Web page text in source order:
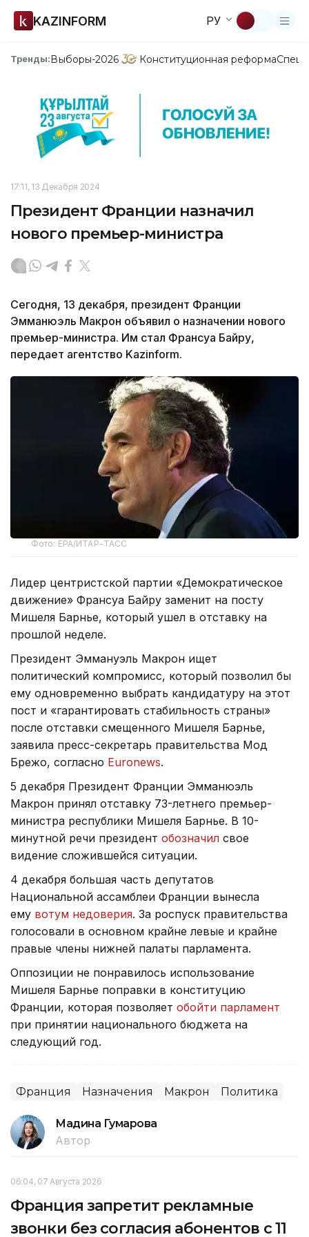
KAZINFORM РУ
Тренды:Выборы-2026 Конституционная реформа
17:11, 13 Декабря 2024
Президент Франции назначил
нового премьер-министра
Сегодня, 13 декабря, президент Франции
Эмманюэль Макрон объявил о назначении нового
премьер-министра. Им стал Франсуа Байру,
передает агентство Kazinform.
Фото: ЕРА/ИТАР-ТАСС
Лидер центристской партии «Демократическое
движение» Франсуа Байру заменит на посту
Мишеля Барнье, который ушел в отставку на
прошлой неделе.
Президент Эммануэль Макрон ищет
политический компромисс, который позволил бы
ему одновременно выбрать кандидатуру на этот
пост и «гарантировать стабильность страны»
после отставки смещенного Мишеля Барнье,
заявила пресс-секретарь правительства Мод
Брежо, согласно Euronews.
5 декабря Президент Франции Эмманюэль
Макрон принял отставку 73-летнего премьер-
министра республики Мишеля Барнье. В 10-
минутной речи президент обозначил свое
видение сложившейся ситуации.
4 декабря большая часть депутатов
Национальной ассамблеи Франции вынесла
ему вотум недоверия. За роспуск правительства
голосовали в основном крайне левые и крайне
правые члены нижней палаты парламента.
Оппозиции не понравилось использование
Мишеля Барнье поправки в конституцию
Франции, которая позволяет обойти парламент
при принятии национального бюджета на
следующий год.
Франция Назначения Макрон Политика
Мадина Гумарова
Автор
06:04, 07 Августа 2026
Франция запретит рекламные
звонки без согласия абонентов с 11